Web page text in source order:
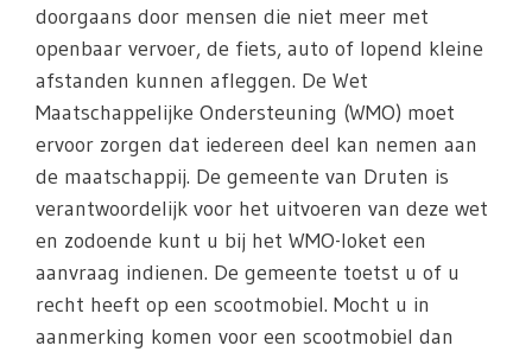
doorgaans door mensen die niet meer met
openbaar vervoer, de fiets, auto of lopend kleine
afstanden kunnen afleggen. De Wet
Maatschappelijke Ondersteuning (WMO) moet
ervoor zorgen dat iedereen deel kan nemen aan
de maatschappij. De gemeente van Druten is
verantwoordelijk voor het uitvoeren van deze wet
en zodoende kunt u bij het WMO-loket een
aanvraag indienen. De gemeente toetst u of u
recht heeft op een scootmobiel. Mocht u in
aanmerking komen voor een scootmobiel dan